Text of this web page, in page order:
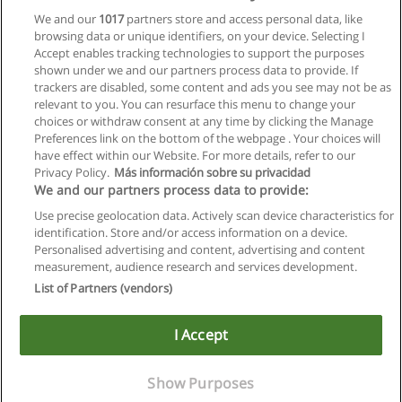
Kurse - Seminare: Adobe Flash Professional
medienreich Training
Mehr Information
Allgemeinen geschäftsbedingungen
Datenschutzpolitik
In Verbindung setzen mit Educaedu
Copyright © Educaedu Business S.L. - CIF : B-95610580: -
We and our 1017partners store and access personal data, like
browsing data or unique identifiers, on your device. Selecting I
Accept enables tracking technologies to support the purposes
shown under we and our partners process data to provide. If
trackers are disabled, some content and ads you see may not be as
relevant to you. You can resurface this menu to change your
choices or withdraw consent at any time by clicking the Manage
Preferences link on the bottom of the webpage . Your choices will
have effect within our Website. For more details, refer to our
Privacy Policy. Más información sobre su privacidad
We and our partners process data to provide:
Use precise geolocation data. Actively scan device characteristics for
identification. Store and/or access information on a device.
Personalised advertising and content, advertising and content
measurement, audience research and services development.
List of Partners (vendors)
I Accept
Show Purposes